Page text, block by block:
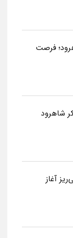
شماره 2 شاهرود؛ فرصت
شاهرود
آغاز